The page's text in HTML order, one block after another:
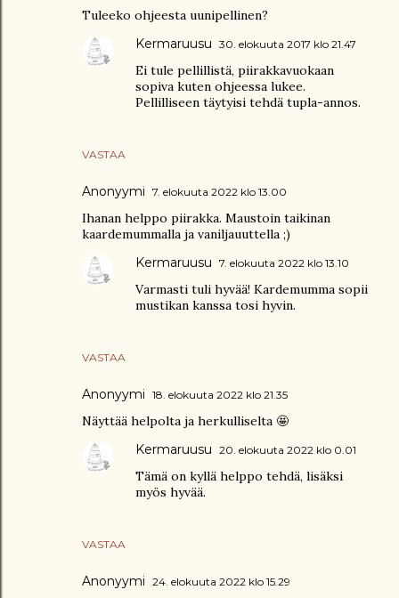
Tuleeko ohjeesta uunipellinen?
VASTAA
Kermaruusu 30. elokuuta 2017 klo 21.47
Ei tule pellillistä, piirakkavuokaan
sopiva kuten ohjeessa lukee.
Pellilliseen täytyisi tehdä tupla-annos.
Anonyymi 7. elokuuta 2022 klo 13.00
Ihanan helppo piirakka. Maustoin taikinan
kaardemummalla ja vaniljauuttella ;)
VASTAA
Kermaruusu 7. elokuuta 2022 klo 13.10
Varmasti tuli hyvää! Kardemumma sopii
mustikan kanssa tosi hyvin.
Anonyymi 18. elokuuta 2022 klo 21.35
Näyttää helpolta ja herkulliselta 🤩
VASTAA
Kermaruusu 20. elokuuta 2022 klo 0.01
Tämä on kyllä helppo tehdä, lisäksi
myös hyvää.
Anonyymi 24. elokuuta 2022 klo 15.29